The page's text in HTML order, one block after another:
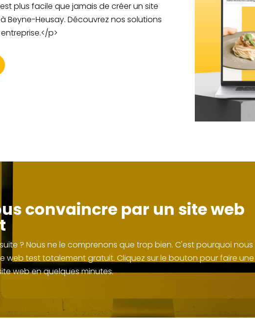
plus facile que jamais de créer un site
Beyne-Heusay. Découvrez nos solutions
p>
convaincre par un site web
? Nous ne le comprenons que trop bien. C'est pourquoi nous
web test totalement gratuit. Cliquez sur le bouton pour faire une
web en quelques minutes.